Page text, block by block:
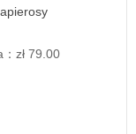
：zł 79.00